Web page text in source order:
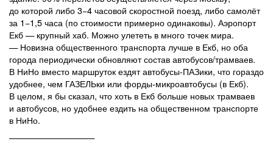
до которой либо 3−4 часовой скоростной поезд, либо самолёт
за 1−1,5 часа (по стоимости примерно одинаковы). Аэропорт
Екб — крупный хаб. Можно улететь в много точек мира.
— Новизна общественного транспорта лучше в Екб, но оба
города периодически обновляют состав автобусов/трамваев.
В НиНо вместо маршруток ездят автобусы-ПАЗики, что гораздо
удобнее, чем ГАЗЕЛЬки или форды-микроавтобусы (в Екб).
В целом, я бы сказал, что хоть в Екб больше новых трамваев
и автобусов, но удобнее ездить на общественном транспорте
в НиНо.
——————————